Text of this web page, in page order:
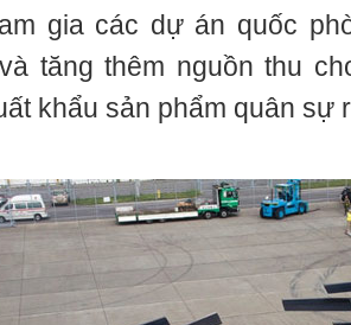
gia các dự án quốc
tăng thêm nguồn thu
khẩu sản phẩm quân sự